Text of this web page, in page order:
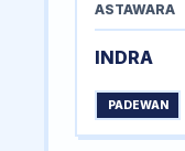
ASTAWARA
INDRA
PADEWAN